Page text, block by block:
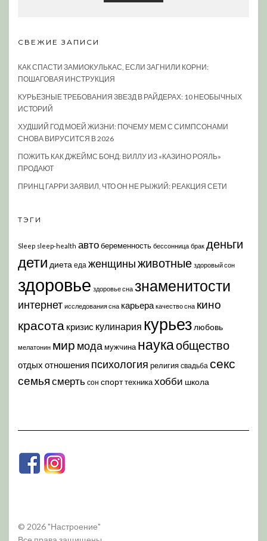
СВЕЖИЕ ЗАПИСИ
КАК СПАСТИ ЗАМИОКУЛЬКАС, ЕСЛИ ЗАГНИЛИ КОРНИ:
ПОШАГОВАЯ ИНСТРУКЦИЯ
КУРЬЕЗНЫЕ ТРЕБОВАНИЯ ЗВЕЗД В РАЙДЕРАХ: 10 НЕОБЫЧНЫХ
ИСТОРИЙ
ХУДШИЙ ГОД МОЕЙ ЖИЗНИ: ПОЧЕМУ МЕМ С СИМПСОНАМИ
СНОВА ВИРУСИТСЯ В 2026
ПОЖИТЬ КАК ДЖЕЙМС БОНД: ВИЛЛУ ИЗ «КАЗИНО РОЯЛЬ»
ПРОДАЮТ
ПРИНЦ ГАРРИ ЗАЯВИЛ, ЧТО ОН НЕ РЫЖИЙ: РЕАКЦИЯ СЕТИ
ТЭГИ
Sleep sleep-health автобеременность бессонница брак деньги
дети диета еда женщиныживотные здоровый сон
здоровье здоровье сна знаменитости
интернет исследования сна карьера качество сна кино
красота кризис кулинария курьез любовь
мелатонин мир модамужчина наукаобщество
отдых отношения психология религия свадьба секс
семья смерть сон спорттехникахобби школа
© 2026 "Настроение"